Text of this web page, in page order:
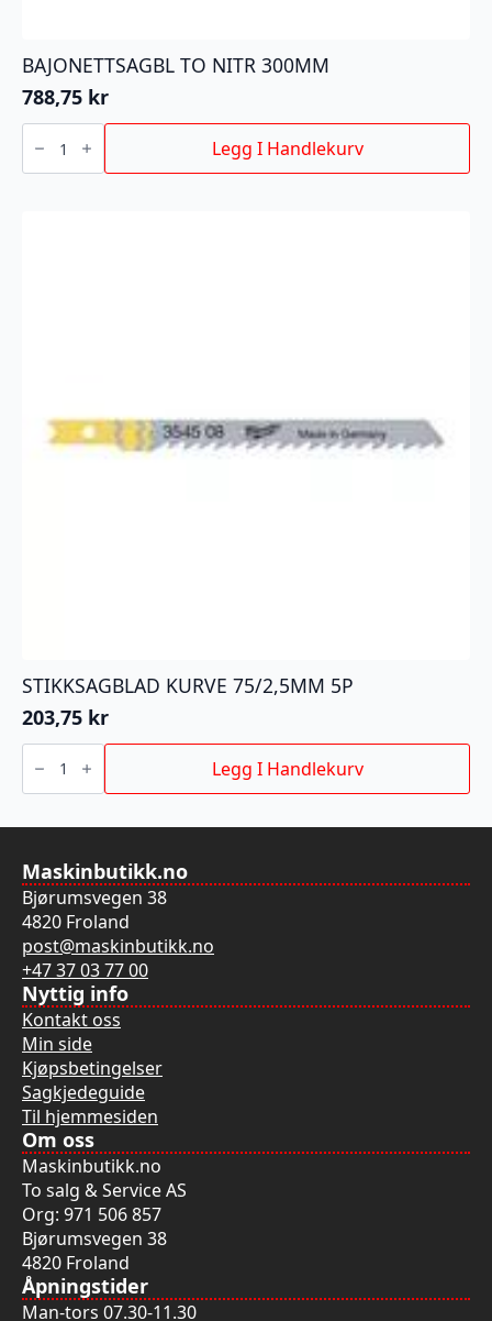
BAJONETTSAGBL TO NITR 300MM
788,75 kr
BAJONETTSAGBL
TO
300MM
Legg I Handlekurv
STIKKSAGBLAD KURVE 75/2,5MM 5P
203,75 kr
STIKKSAGBLAD
KURVE
75/2,5MM
5P
Legg I Handlekurv
Maskinbutikk.no
Bjørumsvegen 38
4820 Froland
post@maskinbutikk.no
+47 37 03 77 00
Nyttig info
Kontakt oss
Min side
Kjøpsbetingelser
Sagkjedeguide
Til hjemmesiden
Om oss
Maskinbutikk.no
To salg & Service AS
Org: 971 506 857
Bjørumsvegen 38
4820 Froland
Åpningstider
Man-tors 07.30-11.30